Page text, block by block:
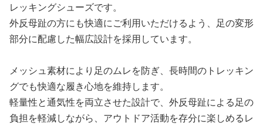
レッキングシューズです。
外反母趾の方にも快適にご利用いただけるよう、足の変形
部分に配慮した幅広設計を採用しています。
メッシュ素材により足のムレを防ぎ、長時間のトレッキン
グでも快適な履き心地を維持します。
軽量性と通気性を両立させた設計で、外反母趾による足の
負担を軽減しながら、アウトドア活動を存分に楽しめるレ